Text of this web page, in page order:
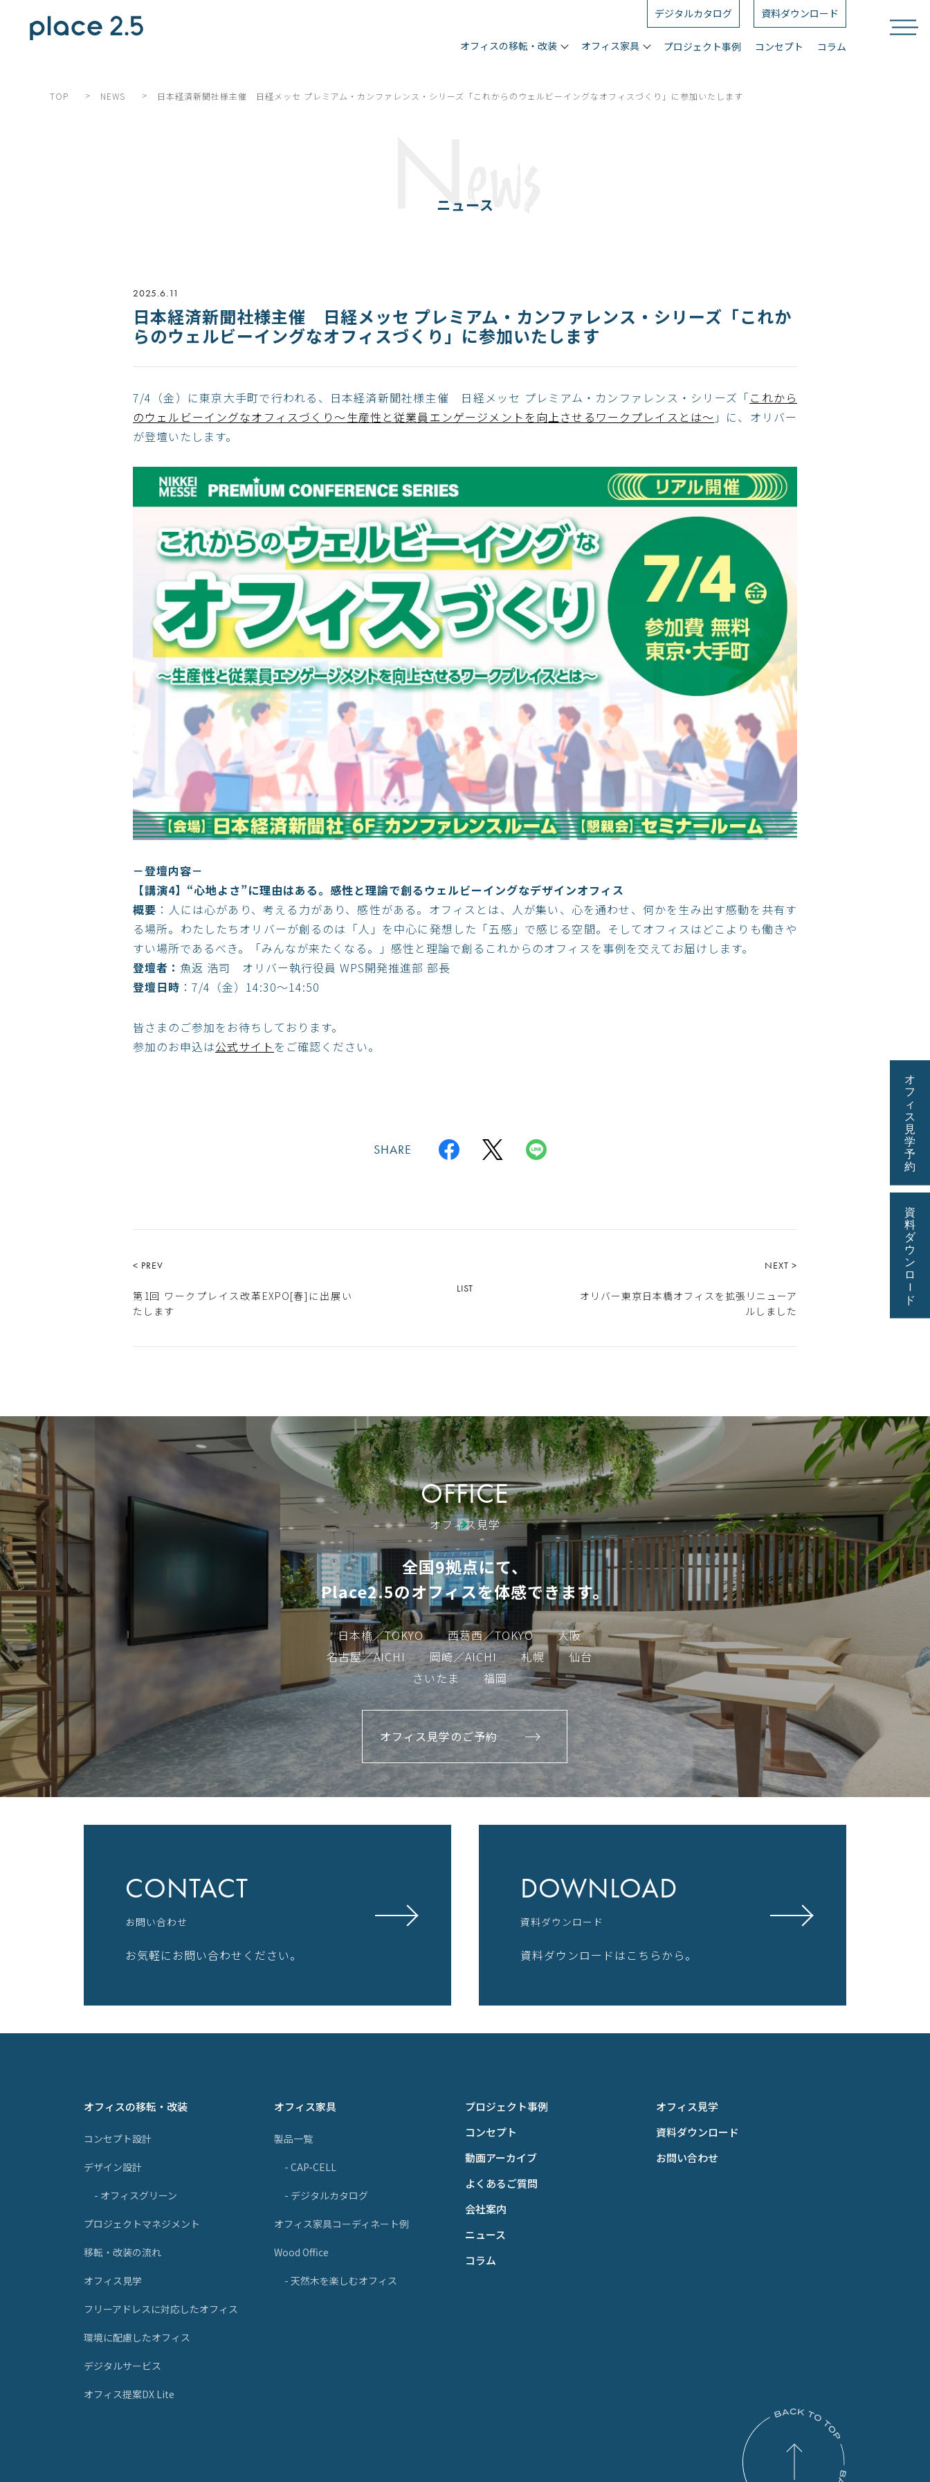
デジタルカタログ 資料ダウンロード
オフィスの移転・改装 オフィス家具 プロジェクト事例 コンセプト コラム
TOP > NEWS > 日本経済新聞社様主催 日経メッセ プレミアム・カンファレンス・シリーズ「これからのウェルビーイングなオフィスづくり」に参加いたします​
News
ニュース
2025.6.11
日本経済新聞社様主催 日経メッセ プレミアム・カンファレンス・シリーズ「これか
らのウェルビーイングなオフィスづくり」に参加いたします​
7/4（金）に東京大手町で行われる、日本経済新聞社様主催 日経メッセ プレミアム・カンファレンス・シリーズ「 これから
のウェルビーイングなオフィスづくり～生産性と従業員エンゲージメントを向上させるワークプレイスとは～ 」に、オリバー
が登壇いたします。
－登壇内容－
【講演4】“心地よさ”に理由はある。感性と理論で創るウェルビーイングなデザインオフィス
概要 ：人には心があり、考える力があり、感性がある。オフィスとは、人が集い、心を通わせ、何かを生み出す感動を共有す
る場所。わたしたちオリバーが創るのは「人」を中心に発想した「五感」で感じる空間。そしてオフィスはどこよりも働きや
すい場所であるべき。「みんなが来たくなる。」感性と理論で創るこれからのオフィスを事例を交えてお届けします。
登壇者： 魚返 浩司 オリバー執行役員 WPS開発推進部 部長
登壇日時 ：7/4（金）14:30～14:50
皆さまのご参加をお待ちしております。
参加のお申込は公式サイト をご確認ください。
SHARE
< PREV
第1回 ワークプレイス改革EXPO[春]に​出展い
たします​
LIST
NEXT >
オリバー東京日本橋オフィスを​​拡張リニューア
ルしました
OFFICE
オフィス見学
全国9拠点にて、
Place2.5のオフィスを体感できます。
日本橋／TOKYO 西葛西／TOKYO
大阪
名古屋／AICHI
岡崎／AICHI 札幌
仙台
さいたま
福岡
オフィス見学のご予約
CONTACT
お問い合わせ
お気軽にお問い合わせください。
DOWNLOAD
資料ダウンロード
資料ダウンロードはこちらから。
オフィスの移転・改装
コンセプト設計
デザイン設計
- オフィスグリーン
プロジェクトマネジメント
移転・改装の流れ
オフィス見学
フリーアドレスに対応したオフィス
環境に配慮したオフィス
デジタルサービス
オフィス提案DX Lite
オフィス家具
製品一覧
- CAP-CELL
- デジタルカタログ
オフィス家具コーディネート例
Wood Office
- 天然木を楽しむオフィス
プロジェクト事例
コンセプト
動画アーカイブ
よくあるご質問
会社案内
ニュース
コラム
オフィス見学
資料ダウンロード
お問い合わせ